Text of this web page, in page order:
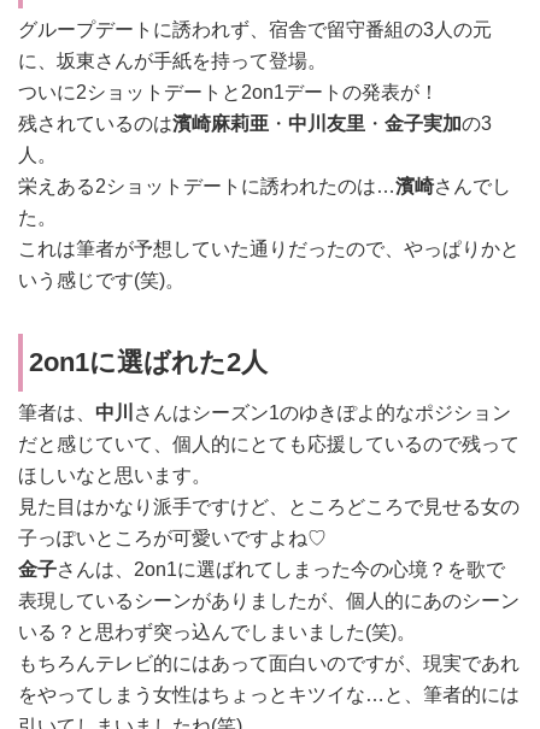
グループデートに誘われず、宿舎で留守番組の3人の元
に、坂東さんが手紙を持って登場。
ついに2ショットデートと2on1デートの発表が！
残されているのは濱崎麻莉亜 ・ 中川友里 ・ 金子実加の3
人。
栄えある2ショットデートに誘われたのは…濱崎さんでし
た。
これは筆者が予想していた通りだったので、やっぱりかと
いう感じです(笑)。
2on1に選ばれた2人
筆者は、 中川
さんはシーズン1のゆきぽよ的なポジション
だと感じていて、個人的にとても応援しているので残って
ほしいなと思います。
見た目はかなり派手ですけど、ところどころで見せる女の
子っぽいところが可愛いですよね♡
金子さんは、2on1に選ばれてしまった今の心境？を歌で
表現しているシーンがありましたが、個人的にあのシーン
いる？と思わず突っ込んでしまいました(笑)。
もちろんテレビ的にはあって面白いのですが、現実であれ
をやってしまう女性はちょっとキツイな…と、筆者的には